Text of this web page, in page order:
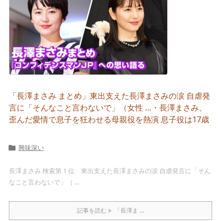
「長澤まさみ まとめ」東出支えた長澤まさみの涙 自虐発
言に「そんなこと言わないで」（女性 …・長澤まさみ、
歪んだ愛情で息子を狂わせる母親役を熱演 息子役は17歳
 興味深い
長澤まさみ 検索第 1 位 東出支えた長澤まさみの涙 自虐発言に「そん
なこと言わないで」（ ...
記事を読む 「長澤ま ...